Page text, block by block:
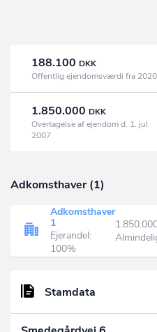
188.100 DKK
Offentlig ejendomsværdi fra 2020
1.850.000 DKK
Overtagelse af ejendom d. 1. jul.
2007
Adkomsthaver (1)
Adkomsthaver
1
Ejerandel:
100%
Stamdata